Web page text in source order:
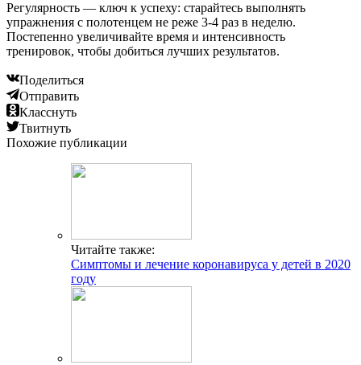
Регулярность — ключ к успеху: старайтесь выполнять
упражнения с полотенцем не реже 3-4 раз в неделю.
Постепенно увеличивайте время и интенсивность
тренировок, чтобы добиться лучших результатов.
Поделиться
Отправить
Класснуть
Твитнуть
Похожие публикации
Читайте также:
Симптомы и лечение коронавируса у детей в 2020
году